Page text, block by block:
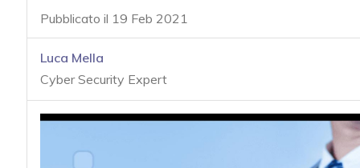
Pubblicato il 19 Feb 2021
Luca Mella
Cyber Security Expert